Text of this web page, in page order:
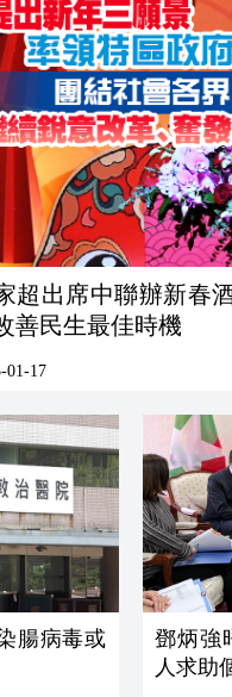
超出席中聯辦新春
善民生最佳時機
01-17
腸病毒或
鄧炳強
人求助